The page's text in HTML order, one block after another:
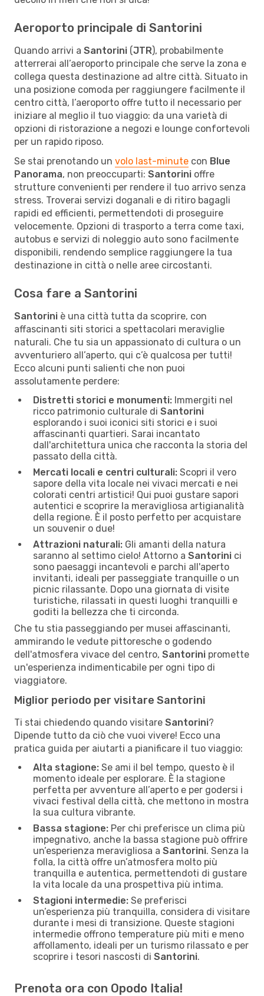
Aeroporto principale di Santorini
Quando arrivi a Santorini (JTR), probabilmente
atterrerai all’aeroporto principale che serve la zona e
collega questa destinazione ad altre città. Situato in
una posizione comoda per raggiungere facilmente il
centro città, l’aeroporto offre tutto il necessario per
iniziare al meglio il tuo viaggio: da una varietà di
opzioni di ristorazione a negozi e lounge confortevoli
per un rapido riposo.
Se stai prenotando un volo last-minute con Blue
Panorama, non preoccuparti: Santorini offre
strutture convenienti per rendere il tuo arrivo senza
stress. Troverai servizi doganali e di ritiro bagagli
rapidi ed efficienti, permettendoti di proseguire
velocemente. Opzioni di trasporto a terra come taxi,
autobus e servizi di noleggio auto sono facilmente
disponibili, rendendo semplice raggiungere la tua
destinazione in città o nelle aree circostanti.
Cosa fare a Santorini
Santorini è una città tutta da scoprire, con
affascinanti siti storici a spettacolari meraviglie
naturali. Che tu sia un appassionato di cultura o un
avventuriero all’aperto, qui c’è qualcosa per tutti!
Ecco alcuni punti salienti che non puoi
assolutamente perdere:
Distretti storici e monumenti: Immergiti nel
ricco patrimonio culturale di Santorini
esplorando i suoi iconici siti storici e i suoi
affascinanti quartieri. Sarai incantato
dall'architettura unica che racconta la storia del
passato della città.
Mercati locali e centri culturali: Scopri il vero
sapore della vita locale nei vivaci mercati e nei
colorati centri artistici! Qui puoi gustare sapori
autentici e scoprire la meravigliosa artigianalità
della regione. È il posto perfetto per acquistare
un souvenir o due!
Attrazioni naturali: Gli amanti della natura
saranno al settimo cielo! Attorno a Santorini ci
sono paesaggi incantevoli e parchi all'aperto
invitanti, ideali per passeggiate tranquille o un
picnic rilassante. Dopo una giornata di visite
turistiche, rilassati in questi luoghi tranquilli e
goditi la bellezza che ti circonda.
Che tu stia passeggiando per musei affascinanti,
ammirando le vedute pittoresche o godendo
dell'atmosfera vivace del centro, Santorini promette
un'esperienza indimenticabile per ogni tipo di
viaggiatore.
Miglior periodo per visitare Santorini
Ti stai chiedendo quando visitare Santorini?
Dipende tutto da ciò che vuoi vivere! Ecco una
pratica guida per aiutarti a pianificare il tuo viaggio:
Alta stagione: Se ami il bel tempo, questo è il
momento ideale per esplorare. È la stagione
perfetta per avventure all’aperto e per godersi i
vivaci festival della città, che mettono in mostra
la sua cultura vibrante.
Bassa stagione: Per chi preferisce un clima più
impegnativo, anche la bassa stagione può offrire
un’esperienza meravigliosa a Santorini. Senza la
folla, la città offre un’atmosfera molto più
tranquilla e autentica, permettendoti di gustare
la vita locale da una prospettiva più intima.
Stagioni intermedie: Se preferisci
un’esperienza più tranquilla, considera di visitare
durante i mesi di transizione. Queste stagioni
intermedie offrono temperature più miti e meno
affollamento, ideali per un turismo rilassato e per
scoprire i tesori nascosti di Santorini.
Prenota ora con Opodo Italia!